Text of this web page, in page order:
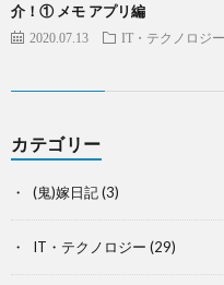
介！① メモ アプリ編
2020.07.13 IT・テクノロジー
カテゴリー
(鬼)嫁日記(3)
IT・テクノロジー (29)